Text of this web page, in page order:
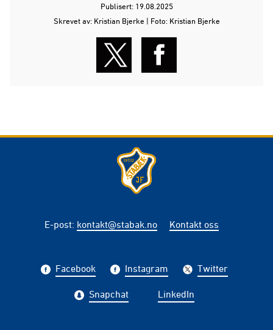
Publisert: 19.08.2025
Skrevet av: Kristian Bjerke | Foto: Kristian Bjerke
E-post: kontakt@stabak.no Kontakt oss
Facebook Instagram Twitter
Snapchat LinkedIn